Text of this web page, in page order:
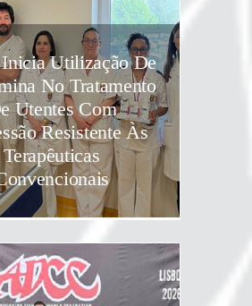
Utilização De
No Tratamento
Utentes Com
Resistente Às
Terapêuticas